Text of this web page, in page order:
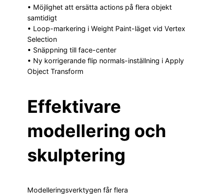
• Möjlighet att ersätta actions på flera objekt
samtidigt
• Loop-markering i Weight Paint-läget vid Vertex
Selection
• Snäppning till face-center
• Ny korrigerande flip normals-inställning i Apply
Object Transform
Effektivare
modellering och
skulptering
Modelleringsverktygen får flera